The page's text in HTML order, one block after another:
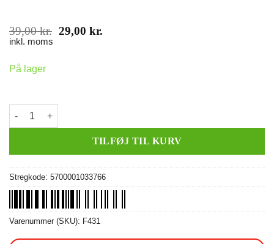
39,00kr. Den
29,00 kr.Den
inkl. moms
På lager
Sticker, Malossi MHR (hvid) antal
TILFØJ TIL KURV
Stregkode: 5700001033766
Varenummer (SKU): F431